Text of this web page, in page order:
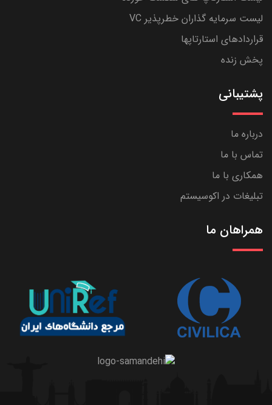
لیست سرمایه گذاران خطرپذیر VC
قراردادهای استارتاپها
پخش زنده
پشتیبانی
درباره ما
تماس با ما
همکاری با ما
تبلیغات در اکوسیستم
همراهان ما